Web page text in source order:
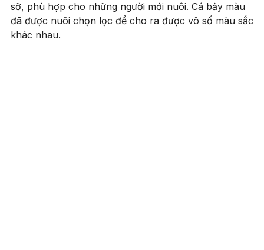
sỡ, phù hợp cho những người mới nuôi. Cá bảy màu
đã được nuôi chọn lọc để cho ra được vô số màu sắc
khác nhau.